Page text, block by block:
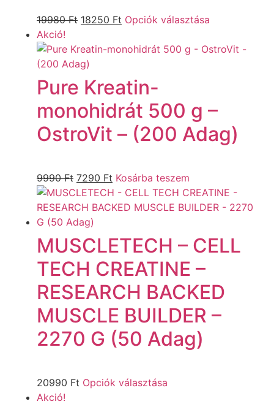
19980Ft 18250 Ft Opciók választása
Akció!
Pure Kreatin-
monohidrát 500 g –
OstroVit – (200 Adag)
9990Ft 7290 Ft Kosárba teszem
MUSCLETECH – CELL
TECH CREATINE –
RESEARCH BACKED
MUSCLE BUILDER –
2270 G (50 Adag)
20990 Ft Opciók választása
Akció!